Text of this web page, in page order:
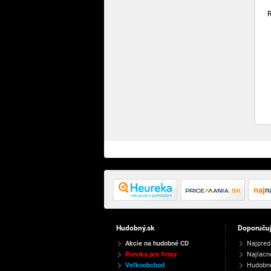
Hudobný.sk
Akcie na hudobné CD
Ponuka pre firmy
Veľkoobchod